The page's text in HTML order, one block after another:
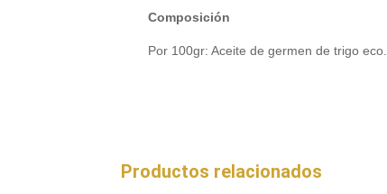
Composición
Por 100gr: Aceite de germen de trigo eco.
Productos relacionados